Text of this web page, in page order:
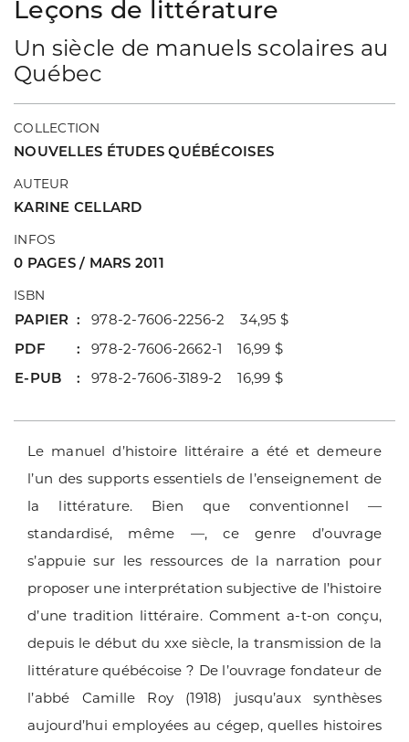
Leçons de littérature
Un siècle de manuels scolaires au
Québec
COLLECTION
NOUVELLES ÉTUDES QUÉBÉCOISES
AUTEUR
KARINE CELLARD
INFOS
0 PAGES / MARS 2011
ISBN
PAPIER
978-2-7606-2256-2 34,95 $
PDF
978-2-7606-2662-1 16,99 $
E-PUB
978-2-7606-3189-2 16,99 $
Le manuel d’histoire littéraire a été et demeure
l’un des supports essentiels de l’enseignement de
la littérature. Bien que conventionnel —
standardisé, même —, ce genre d’ouvrage
s’appuie sur les ressources de la narration pour
proposer une interprétation subjective de l’histoire
d’une tradition littéraire. Comment a-t-on conçu,
depuis le début du xxe siècle, la transmission de la
littérature québécoise ? De l’ouvrage fondateur de
l’abbé Camille Roy (1918) jusqu’aux synthèses
aujourd’hui employées au cégep, quelles histoires